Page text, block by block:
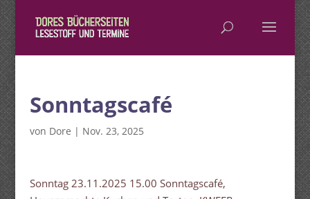
Sonntagscafé
von Dore | Nov. 23, 2025
Sonntag 23.11.2025 15.00 Sonntagscafé,